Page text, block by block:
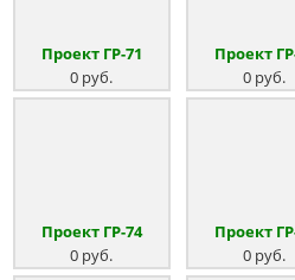
Проект ГР-71
0 руб.
Проект
0 руб.
Проект ГР-74
0 руб.
Проект
0 руб.